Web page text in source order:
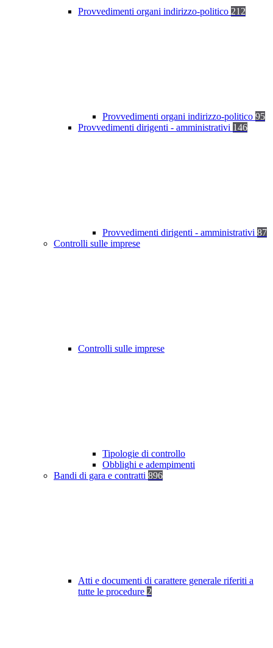
Provvedimenti organi indirizzo-politico 212
Provvedimenti organi indirizzo-politico 95
Provvedimenti dirigenti - amministrativi 146
Provvedimenti dirigenti - amministrativi 87
Controlli sulle imprese
Controlli sulle imprese
Tipologie di controllo
Obblighi e adempimenti
Bandi di gara e contratti 896
Atti e documenti di carattere generale riferiti a
tutte le procedure 2